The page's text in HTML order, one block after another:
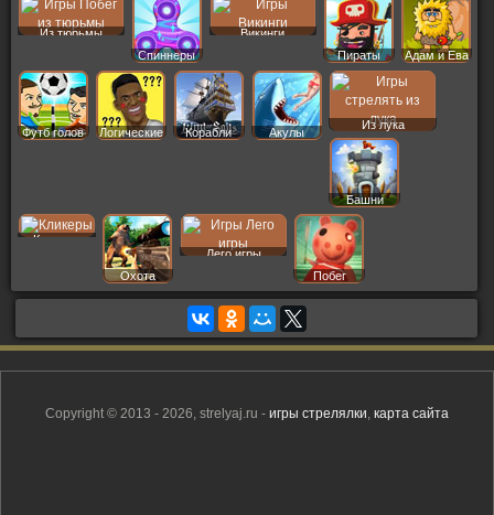
Из тюрьмы
Спиннеры
Викинги
Пираты
Адам и Ева
Футб голов Логические Корабли Акулы
Из лука
Башни
Кликеры
Охота
Лего игры
Побег
Copyright © 2013 - 2026, strelyaj.ru - игры стрелялки, карта сайта